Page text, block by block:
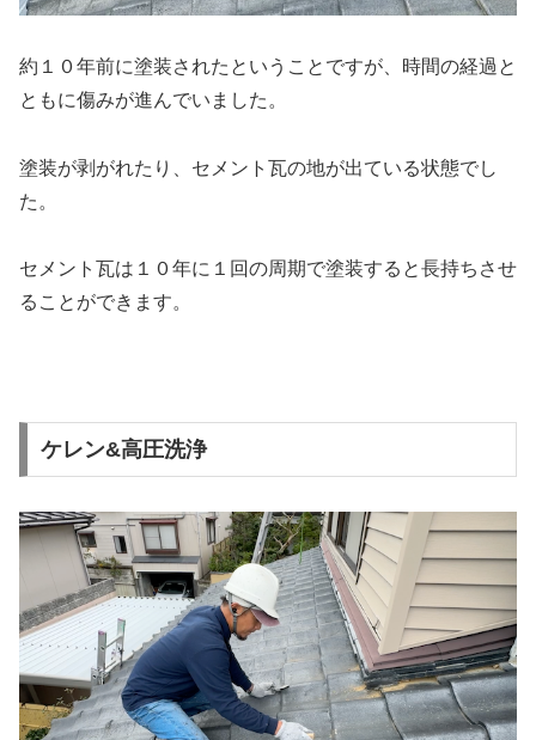
約１０年前に塗装されたということですが、時間の経過と
ともに傷みが進んでいました。
塗装が剥がれたり、セメント瓦の地が出ている状態でし
た。
セメント瓦は１０年に１回の周期で塗装すると長持ちさせ
ることができます。
ケレン&高圧洗浄